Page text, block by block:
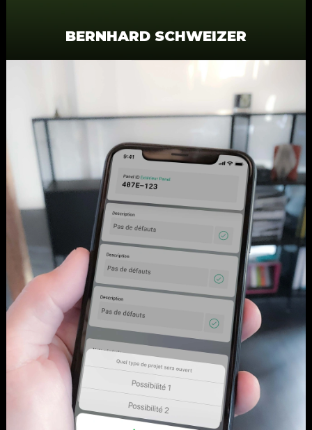
BERNHARD SCHWEIZER